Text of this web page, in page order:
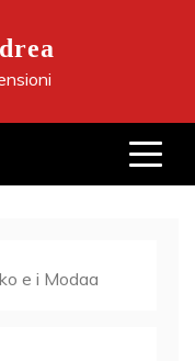
e i Modaa